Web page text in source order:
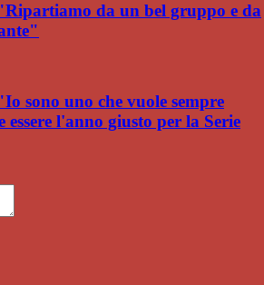
da un bel gruppo e da
sono uno che vuole sempre
essere l'anno giusto per la Serie